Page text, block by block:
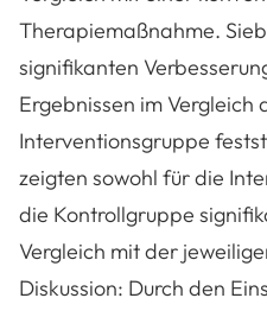
Therapiemaßnahme.
signifikanten
Ergebnissen im
Interventionsgruppe
zeigten sowohl für die
die Kontrollgruppe
Vergleich mit der
Diskussion: Durch den